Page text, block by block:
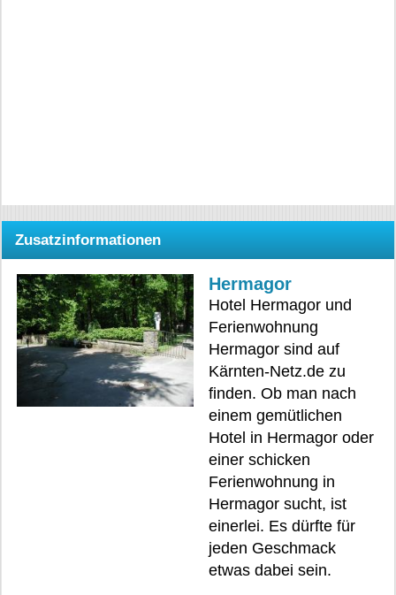
Zusatzinformationen
Hermagor
Hotel Hermagor und
Ferienwohnung
Hermagor sind auf
Kärnten-Netz.de zu
finden. Ob man nach
einem gemütlichen
Hotel in Hermagor oder
einer schicken
Ferienwohnung in
Hermagor sucht, ist
einerlei. Es dürfte für
jeden Geschmack
etwas dabei sein.